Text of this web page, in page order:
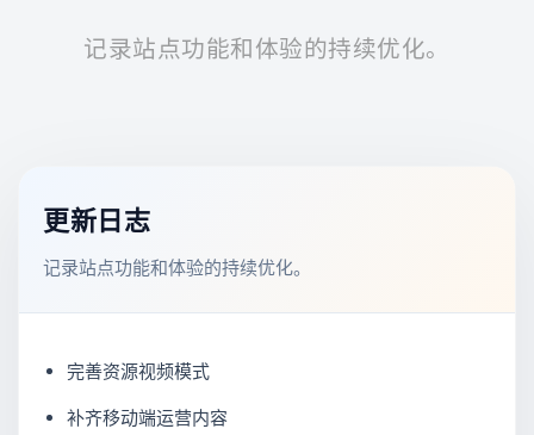
记录站点功能和体验的持续优化。
更新日志
记录站点功能和体验的持续优化。
完善资源视频模式
补齐移动端运营内容